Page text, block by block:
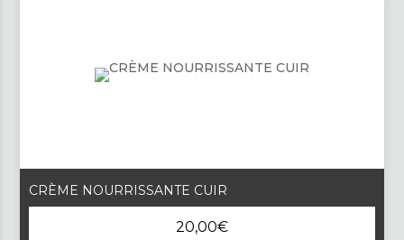
CRÈME NOURRISSANTE CUIR
20,00€